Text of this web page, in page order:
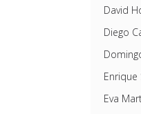
David
Diego
Enrique
Eva